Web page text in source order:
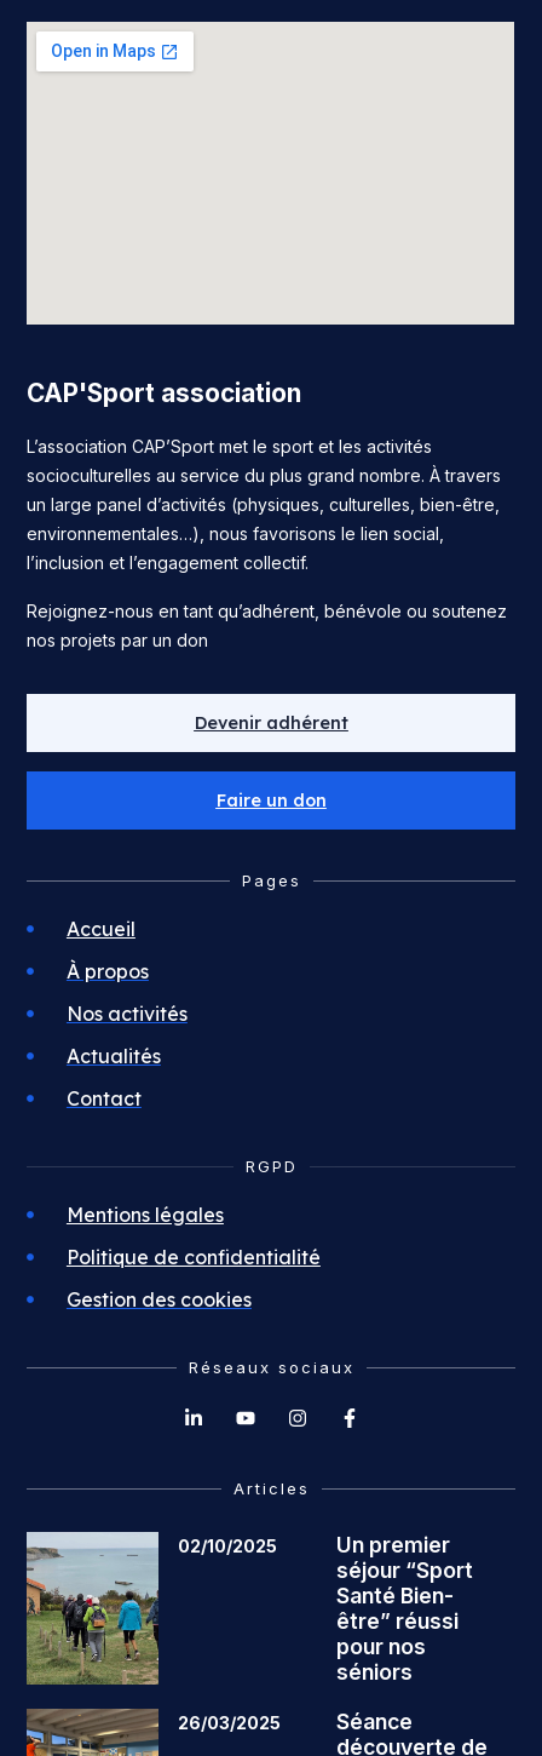
CAP'Sport association
L’association CAP’Sport met le sport et les activités
socioculturelles au service du plus grand nombre. À travers
un large panel d’activités (physiques, culturelles, bien-être,
environnementales…), nous favorisons le lien social,
l’inclusion et l’engagement collectif.
Rejoignez-nous en tant qu’adhérent, bénévole ou soutenez
nos projets par un don
Devenir adhérent
Faire un don
Pages
Accueil
À propos
Nos activités
Actualités
Contact
RGPD
Mentions légales
Politique de confidentialité
Gestion des cookies
Réseaux sociaux
Articles
02/10/2025
Un premier
séjour “Sport
Santé Bien-
être” réussi
pour nos
séniors
26/03/2025
Séance
découverte de